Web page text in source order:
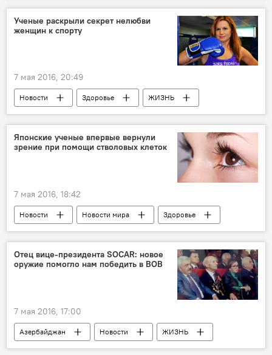
Ученые раскрыли секрет нелюбви
женщин к спорту
7 мая 2016, 20:49
Новости Здоровье ЖИЗНЬ
Японские ученые впервые вернули
зрение при помощи стволовых клеток
7 мая 2016, 18:42
Новости Новости мира
Здоровье
ЖИЗНЬ
Отец вице-президента SOCAR: новое
оружие помогло нам победить в ВОВ
7 мая 2016, 17:00
Азербайджан Новости
ЖИЗНЬ
Годовщина Великой Победы